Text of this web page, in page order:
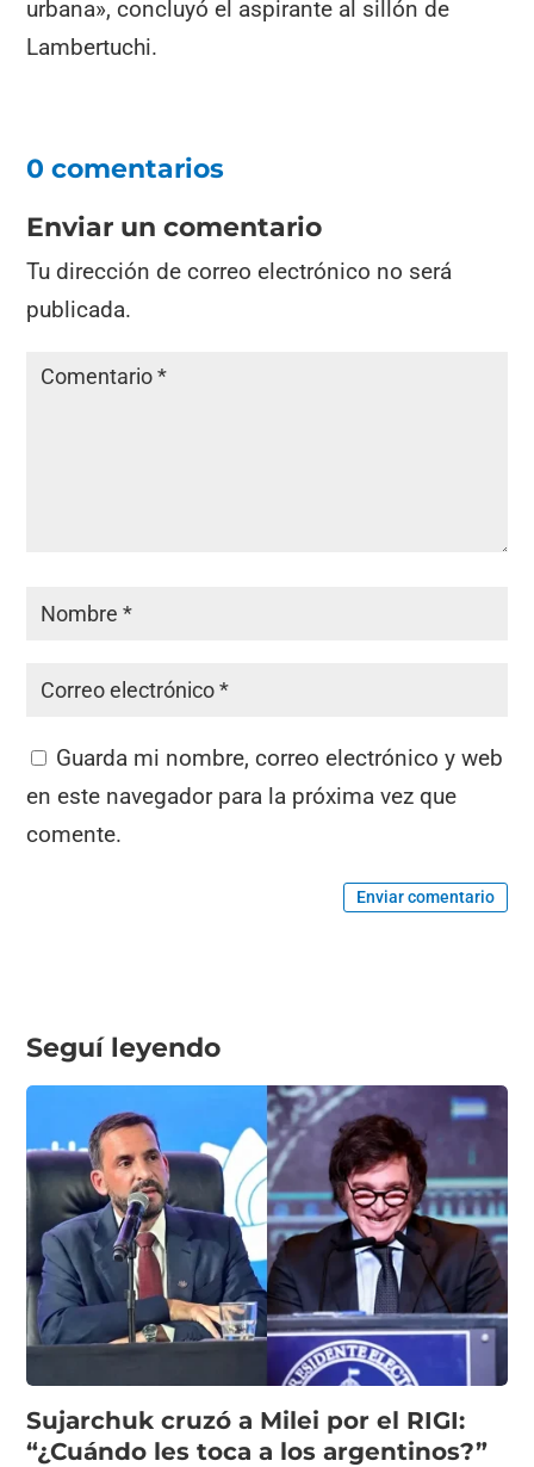
urbana», concluyó el aspirante al sillón de
Lambertuchi.
0 comentarios
Enviar un comentario
Tu dirección de correo electrónico no será
publicada.
Guarda mi nombre, correo electrónico y web
en este navegador para la próxima vez que
comente.
Enviar comentario
Seguí leyendo
Sujarchuk cruzó a Milei por el RIGI:
“¿Cuándo les toca a los argentinos?”